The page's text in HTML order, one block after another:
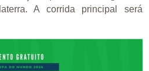
A corrida principal será